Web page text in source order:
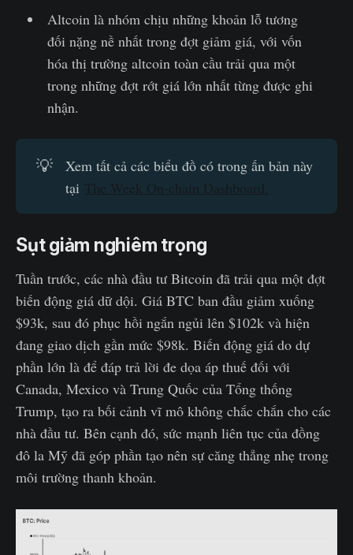
Altcoin là nhóm chịu những khoản lỗ tương
đối nặng nề nhất trong đợt giảm giá, với vốn
hóa thị trường altcoin toàn cầu trải qua một
trong những đợt rớt giá lớn nhất từng được ghi
nhận.
💡
Xem tất cả các biểu đồ có trong ấn bản này
tại The Week On-chain Dashboard.
Sụt giảm nghiêm trọng
Tuần trước, các nhà đầu tư Bitcoin đã trải qua một đợt
biến động giá dữ dội. Giá BTC ban đầu giảm xuống
$93k, sau đó phục hồi ngắn ngủi lên $102k và hiện
đang giao dịch gần mức $98k. Biến động giá do dự
phần lớn là để đáp trả lời đe dọa áp thuế đối với
Canada, Mexico và Trung Quốc của Tổng thống
Trump, tạo ra bối cảnh vĩ mô không chắc chắn cho các
nhà đầu tư. Bên cạnh đó, sức mạnh liên tục của đồng
đô la Mỹ đã góp phần tạo nên sự căng thẳng nhẹ trong
môi trường thanh khoản.